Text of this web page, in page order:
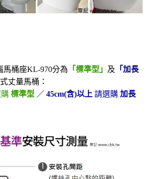
桶座KL-970分為 「標準型」 及 「加長
丈量馬桶：
標準型 ／ 45cm(含)以上 請選購 加長